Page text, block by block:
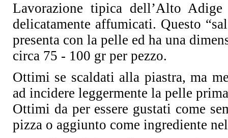
Lavorazione tipica dell’Alto
delicatamente affumicati. Questo
presenta con la pelle ed ha una
circa 75 - 100 gr per pezzo.
Ottimi se scaldati alla piastra, ma
ad incidere leggermente la pelle
Ottimi da per essere gustati come
pizza o aggiunto come ingrediente